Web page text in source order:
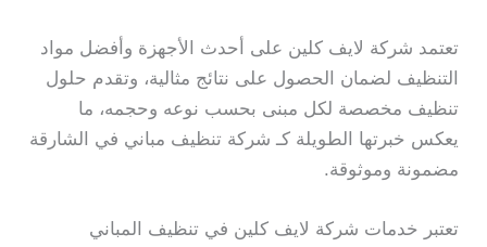
تعتمد شركة لايف كلين على أحدث الأجهزة وأفضل مواد
التنظيف لضمان الحصول على نتائج مثالية، وتقدم حلول
تنظيف مخصصة لكل مبنى بحسب نوعه وحجمه، ما
يعكس خبرتها الطويلة كـ شركة تنظيف مباني في الشارقة
مضمونة وموثوقة.
تعتبر خدمات شركة لايف كلين في تنظيف المباني